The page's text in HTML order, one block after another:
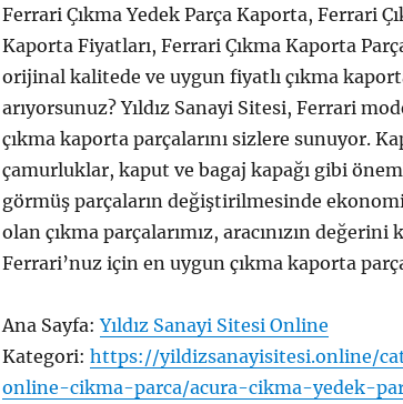
Ferrari Çıkma Yedek Parça Kaporta, Ferrari
Kaporta Fiyatları, Ferrari Çıkma Kaporta
orijinal kalitede ve uygun fiyatlı çıkma
arıyorsunuz? Yıldız Sanayi Sitesi, Ferrari
çıkma kaporta parçalarını sizlere sunuyor.
çamurluklar, kaput ve bagaj kapağı gibi
görmüş parçaların değiştirilmesinde
olan çıkma parçalarımız, aracınızın değerini
Ferrari’nuz için en uygun çıkma kaporta
Ana Sayfa:Yıldız Sanayi Sitesi Online
Kategori: https://yildizsanayisitesi.online/
online-cikma-parca/acura-cikma-yedek-